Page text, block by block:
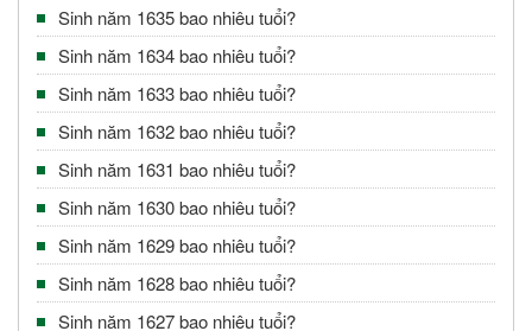
Sinh năm 1635 bao nhiêu tuổi?
Sinh năm 1634 bao nhiêu tuổi?
Sinh năm 1633 bao nhiêu tuổi?
Sinh năm 1632 bao nhiêu tuổi?
Sinh năm 1631 bao nhiêu tuổi?
Sinh năm 1630 bao nhiêu tuổi?
Sinh năm 1629 bao nhiêu tuổi?
Sinh năm 1628 bao nhiêu tuổi?
Sinh năm 1627 bao nhiêu tuổi?